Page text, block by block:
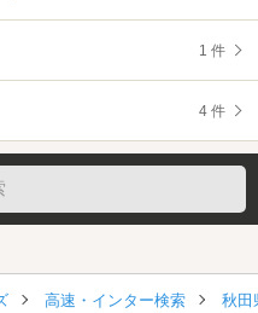
1 件
4 件
高速・インター検索 秋田